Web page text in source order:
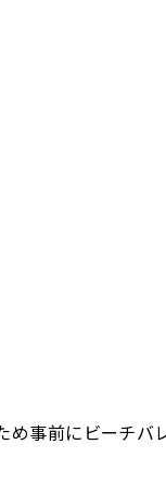
事前にビーチバ